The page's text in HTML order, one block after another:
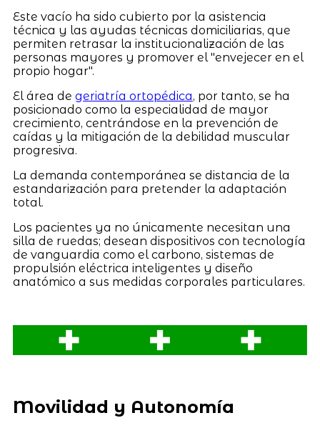
Este vacío ha sido cubierto por la asistencia
técnica y las ayudas técnicas domiciliarias, que
permiten retrasar la institucionalización de las
personas mayores y promover el "envejecer en el
propio hogar".
El área de geriatría ortopédica, por tanto, se ha
posicionado como la especialidad de mayor
crecimiento, centrándose en la prevención de
caídas y la mitigación de la debilidad muscular
progresiva.
La demanda contemporánea se distancia de la
estandarización para pretender la adaptación
total.
Los pacientes ya no únicamente necesitan una
silla de ruedas; desean dispositivos con tecnología
de vanguardia como el carbono, sistemas de
propulsión eléctrica inteligentes y diseño
anatómico a sus medidas corporales particulares.
Movilidad y Autonomía